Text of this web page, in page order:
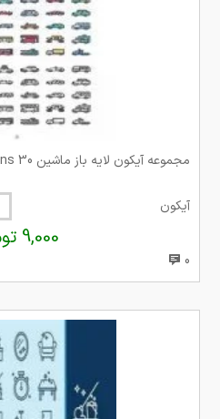
مجموعه آیکون لایه باز ماشین 30 Car Icons
آیکون
9,000 تومان
0